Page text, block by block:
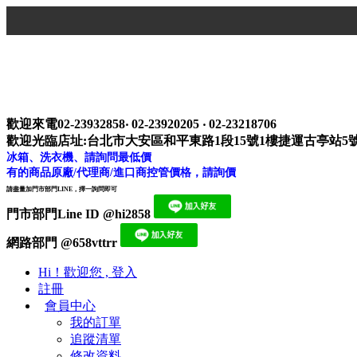
歡迎來電02-23932858‧ 02-23920205 ‧ 02-23218706
歡迎光臨店址:台北市大安區和平東路1段15號1樓捷運古亭站5
冰箱、洗衣機、請詢問最低價
有的商品原廠/代理商/進口商控管價格，請詢價
請盡量加門市部門LINE，擇一詢問即可
門市部門Line ID @hi2858
網路部門 @658vttrr
Hi！歡迎您 , 登入
註冊
會員中心
我的訂單
追蹤清單